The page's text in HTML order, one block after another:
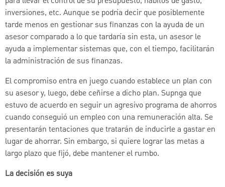
inversiones, etc. Aunque se podría decir que posiblemente
tarde menos en gestionar sus finanzas con la ayuda de un
asesor comparado a lo que tardaría sin esta, un asesor le
ayuda a implementar sistemas que, con el tiempo, facilitarán
la administración de sus finanzas.
El compromiso entra en juego cuando establece un plan con
su asesor y, luego, debe ceñirse a dicho plan. Supnga que
estuvo de acuerdo en seguir un agresivo programa de ahorros
cuando conseguió un empleo con una remuneración alta. Se
presentarán tentaciones que tratarán de inducirle a gastar en
lugar de ahorrar. Sin embargo, si quiere lograr las metas a
largo plazo que fijó, debe mantener el rumbo.
La decisión es suya